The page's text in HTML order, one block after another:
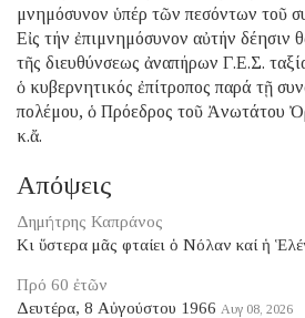
μνημόσυνον ὑπέρ τῶν πεσόντων τοῦ
Εἰς τήν ἐπιμνημόσυνον αὐτήν δέησιν
τῆς διευθύνσεως ἀναπήρων Γ.Ε.Σ.
ὁ κυβερνητικός ἐπίτροπος παρά τῇ
πολέμου, ὁ Πρόεδρος τοῦ Ἀνωτάτου
κ.ἄ.
Απόψεις
Δημήτρης Καπράνος
Κι ὕστερα μᾶς φταίει ὁ Νόλαν καί ἡ
Πρό 60 ἐτῶν
Δευτέρα, 8 Αὐγούστου 1966 Αυγ 08, 2026